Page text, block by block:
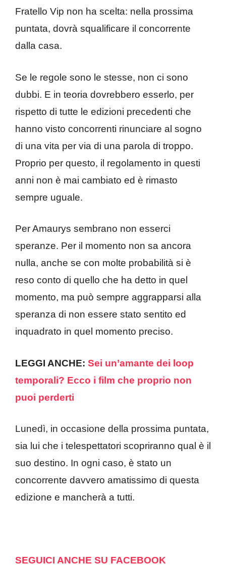
Fratello Vip non ha scelta: nella prossima
puntata, dovrà squalificare il concorrente
dalla casa.
Se le regole sono le stesse, non ci sono
dubbi. E in teoria dovrebbero esserlo, per
rispetto di tutte le edizioni precedenti che
hanno visto concorrenti rinunciare al sogno
di una vita per via di una parola di troppo.
Proprio per questo, il regolamento in questi
anni non è mai cambiato ed è rimasto
sempre uguale.
Per Amaurys sembrano non esserci
speranze. Per il momento non sa ancora
nulla, anche se con molte probabilità si è
reso conto di quello che ha detto in quel
momento, ma può sempre aggrapparsi alla
speranza di non essere stato sentito ed
inquadrato in quel momento preciso.
LEGGI ANCHE: Sei un’amante dei loop
temporali? Ecco i film che proprio non
puoi perderti
Lunedì, in occasione della prossima puntata,
sia lui che i telespettatori scopriranno qual è il
suo destino. In ogni caso, è stato un
concorrente davvero amatissimo di questa
edizione e mancherà a tutti.
SEGUICI ANCHE SU FACEBOOK